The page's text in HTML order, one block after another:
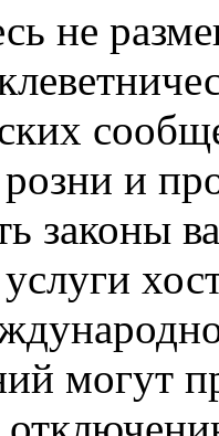
не
и
законы
услуги
могут